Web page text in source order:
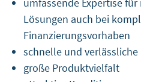
welches kein angemessenes
übertragen kann. Falls die
übertragen werden, besteht
von Behörden zu Kontroll-
verarbeitet werden können,
umfassende Expertise
Lösungen auch bei
Finanzierungsvorhaben
schnelle und verlässliche
große Produktvielfalt